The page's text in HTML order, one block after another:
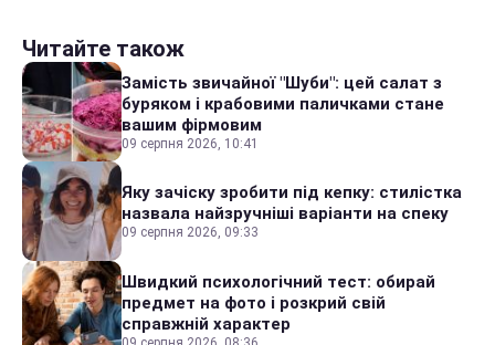
Читайте також
Замість звичайної "Шуби": цей салат з
буряком і крабовими паличками стане
вашим фірмовим
09 серпня 2026, 10:41
Яку зачіску зробити під кепку: стилістка
назвала найзручніші варіанти на спеку
09 серпня 2026, 09:33
Швидкий психологічний тест: обирай
предмет на фото і розкрий свій
справжній характер